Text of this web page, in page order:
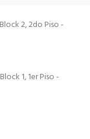
2, 2do Piso -
1, 1er Piso -